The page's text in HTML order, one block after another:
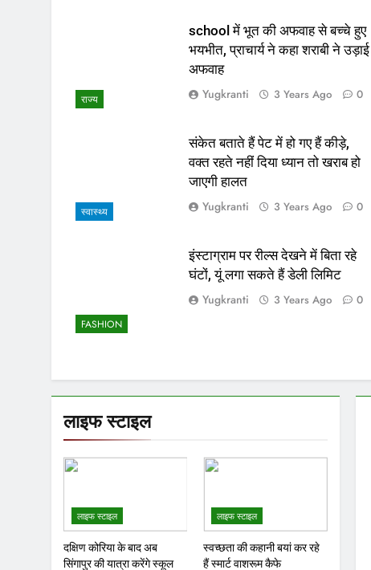
राज्य
school में भूत की अफवाह से बच्चे हुए
भयभीत, प्राचार्य ने कहा शराबी ने उड़ाई
अफवाह
Yugkranti 3 Years Ago 0
स्वास्थ्य
संकेत बताते हैं पेट में हो गए हैं कीड़े,
वक्त रहते नहीं दिया ध्यान तो खराब हो
जाएगी हालत
Yugkranti 3 Years Ago 0
FASHION
इंस्टाग्राम पर रील्स देखने में बिता रहे
घंटों, यूं लगा सकते हैं डेली लिमिट
Yugkranti 3 Years Ago 0
लाइफ स्टाइल
लाइफ स्टाइल
दक्षिण कोरिया के बाद अब
सिंगापुर की यात्रा करेंगे स्कूल
लाइफ स्टाइल
स्वच्छता की कहानी बयां कर रहे
हैं स्मार्ट वाशरूम कैफे